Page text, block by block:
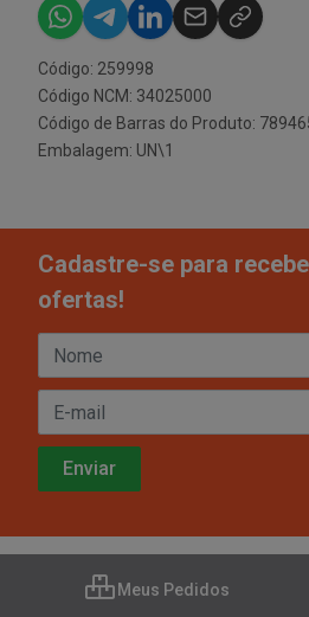
Código: 259998
Código NCM: 34025000
Código de Barras do Produto:
Embalagem: UN\1
Cadastre-se para
ofertas!
Meus Pedidos